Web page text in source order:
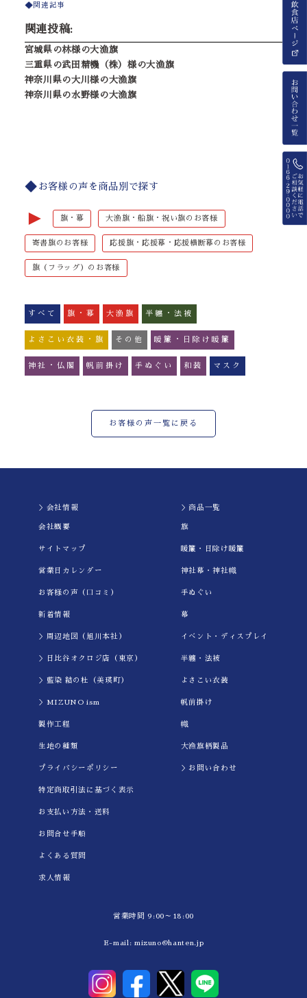
関連記事
関連投稿:
宮城県の林様の大漁旗
三重県の武田精機（株）様の大漁旗
神奈川県の大川様の大漁旗
神奈川県の水野様の大漁旗
お客様の声を商品別で探す
► 旗・幕 大漁旗・船旗・祝い旗のお客様
寄書旗のお客様 応援旗・応援幕・応援横断幕のお客様
旗（フラッグ）のお客様
すべて 旗・幕 大漁旗 半纏・法被
よさこい衣装・旗 その他 暖簾・日除け暖簾
神社・仏閣 帆前掛け 手ぬぐい 和装 マスク
お客様の声一覧に戻る
＞会社情報
会社概要
サイトマップ
営業日カレンダー
お客様の声（口コミ）
新着情報
＞周辺地図（旭川本社）
＞日比谷オクロジ店（東京）
＞藍染 結の杜（美瑛町）
＞MIZUNO ism
製作工程
生地の種類
プライバシーポリシー
特定商取引法に基づく表示
お支払い方法・送料
お問合せ手順
よくある質問
求人情報
＞商品一覧
旗
暖簾・日除け暖簾
神社幕・神社幟
手ぬぐい
幕
イべント・ディスプレイ
半纏・法被
よさこい衣装
帆前掛け
幟
大漁旗柄製品
＞お問い合わせ
営業時間 9:00～18:00
E-mail: mizuno@hanten.jp